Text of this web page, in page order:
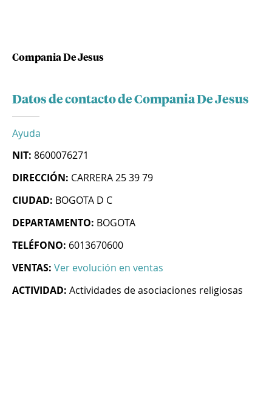
Compania De Jesus
Datos de contacto de Compania De Jesus
Ayuda
NIT: 8600076271
DIRECCIÓN: CARRERA 25 39 79
CIUDAD: BOGOTA D C
DEPARTAMENTO: BOGOTA
TELÉFONO: 6013670600
VENTAS: Ver evolución en ventas
ACTIVIDAD: Actividades de asociaciones religiosas